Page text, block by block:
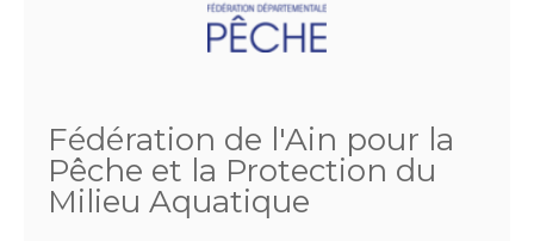
Fédération de l'Ain pour la
Pêche et la Protection du
Milieu Aquatique